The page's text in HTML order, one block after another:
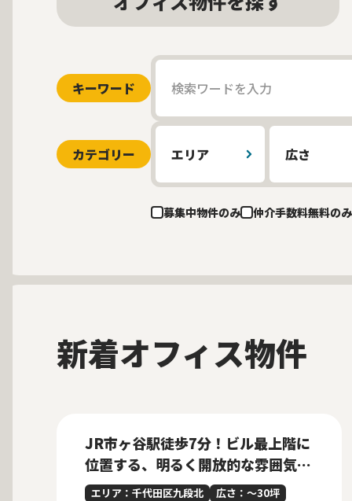
キーワード
カテゴリー エリア 広さ
募集中物件のみ 仲介手数料無料のみ
新着オフィス物件
JR市ヶ谷駅徒歩7分！ビル最上階に
位置する、明るく開放的な雰囲気の
内装付きセットアップオフィス
エリア：千代田区九段北
広さ：〜30坪